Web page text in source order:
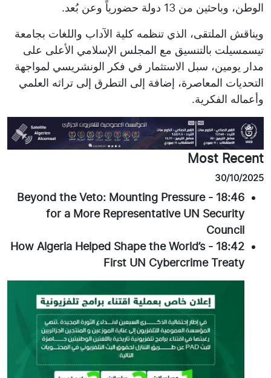
الوطن، وباحثين من 13 دولة حضورياً وعن بُعد.
ويناقش الملتقى، الذي تنظمه كلية الآداب واللغات بجامعة
تيسمسيلت بالتنسيق مع المجلس الإسلامي الأعلى على
مدار يومين، سبل الاستثمار في فكر الونشريسي لمواجهة
التحديات المعاصرة، إضافة إلى التطرق إلى تراثه العلمي
وأعماله الفكرية.
Most Recent
30/10/2025
18:46
-
Beyond the Veto: Mounting Pressure
for a More Representative UN Security
Council
18:42
-
How Algeria Helped Shape the World’s
First UN Cybercrime Treaty